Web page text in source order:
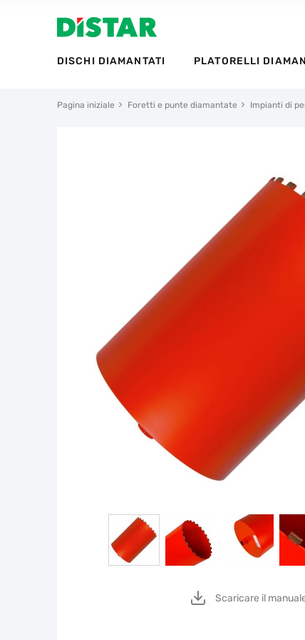
DISCHI DIAMANTATI PLATORELLI
Pagina iniziale Foretti e punte diamantate Impianti di
Scaricare il